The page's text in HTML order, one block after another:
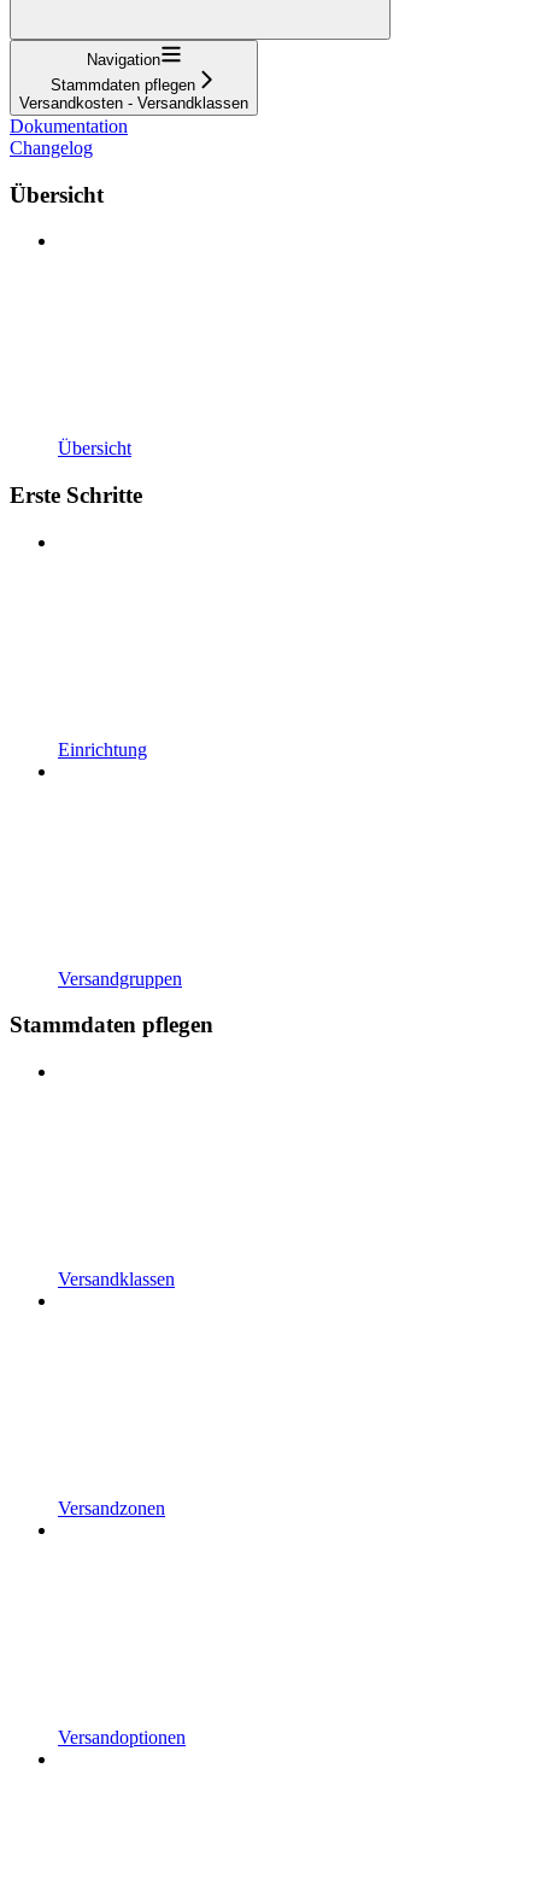
Navigation
Stammdaten pflegen
Versandkosten - Versandklassen
Dokumentation
Changelog
Übersicht
Übersicht
Erste Schritte
Einrichtung
Versandgruppen
Stammdaten pflegen
Versandklassen
Versandzonen
Versandoptionen